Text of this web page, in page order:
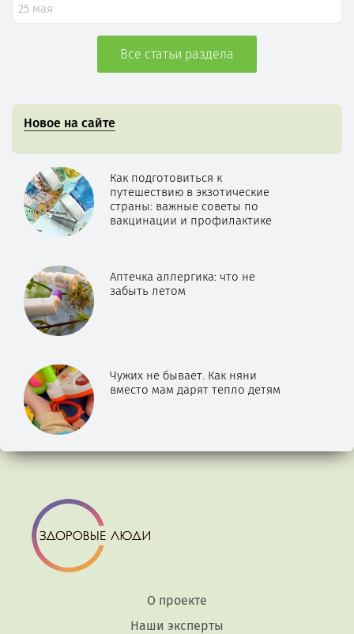
25 мая
Все статьи раздела
Новое на сайте
Как подготовиться к
путешествию в экзотические
страны: важные советы по
вакцинации и профилактике
Аптечка аллергика: что не
забыть летом
Чужих не бывает. Как няни
вместо мам дарят тепло детям
О проекте
Наши эксперты